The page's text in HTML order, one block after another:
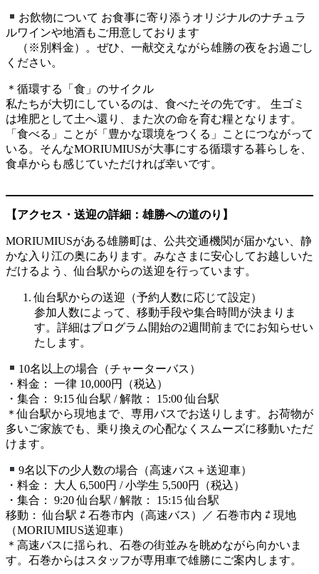
お飲物について お食事に寄り添うオリジナルのナチュラ
ルワインや地酒もご用意しております
（※別料金）。ぜひ、一献交えながら雄勝の夜をお過ごし
ください。
＊循環する「食」のサイクル
私たちが大切にしているのは、食べたその先です。 生ゴミ
は堆肥として土へ還り、また次の命を育む糧となります。
「食べる」ことが「豊かな環境をつくる」ことにつながって
いる。そんなMORIUMIUSが大事にする循環する暮らしを、
食卓からも感じていただければ幸いです。
【アクセス・送迎の詳細：雄勝への道のり】
MORIUMIUSがある雄勝町は、公共交通機関が届かない、静
かな入り江の奥にあります。みなさまに安心してお越しいた
だけるよう、仙台駅からの送迎を行っています。
仙台駅からの送迎（予約人数に応じて設定）
参加人数によって、移動手段や集合時間が決まりま
す。詳細はプログラム開始の2週間前までにお知らせい
たします。
10名以上の場合（チャーターバス）
・料金： 一律 10,000円（税込）
・集合： 9:15 仙台駅 / 解散： 15:00 仙台駅
＊仙台駅から現地まで、専用バスでお送りします。お荷物が
多いご家族でも、乗り換えの心配なくスムーズに移動いただ
けます。
9名以下の少人数の場合（高速バス＋送迎車）
・料金： 大人 6,500円 / 小学生 5,500円（税込）
・集合： 9:20 仙台駅 / 解散： 15:15 仙台駅
移動： 仙台駅 ⇄ 石巻市内（高速バス）／ 石巻市内 ⇄ 現地
（MORIUMIUS送迎車）
＊高速バスに揺られ、石巻の街並みを眺めながら向かいま
す。石巻からはスタッフが専用車で雄勝にご案内します。